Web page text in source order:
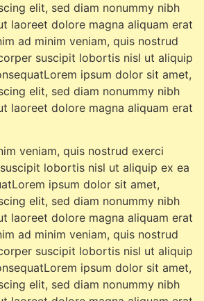
elit, sed diam nonummy nibh
laoreet dolore magna aliquam erat
ad minim veniam, quis nostrud
suscipit lobortis nisl ut aliquip
ipsum dolor sit amet,
elit, sed diam nonummy nibh
laoreet dolore magna aliquam erat
veniam, quis nostrud exerci
lobortis nisl ut aliquip ex ea
ipsum dolor sit amet,
elit, sed diam nonummy nibh
laoreet dolore magna aliquam erat
ad minim veniam, quis nostrud
suscipit lobortis nisl ut aliquip
ipsum dolor sit amet,
elit, sed diam nonummy nibh